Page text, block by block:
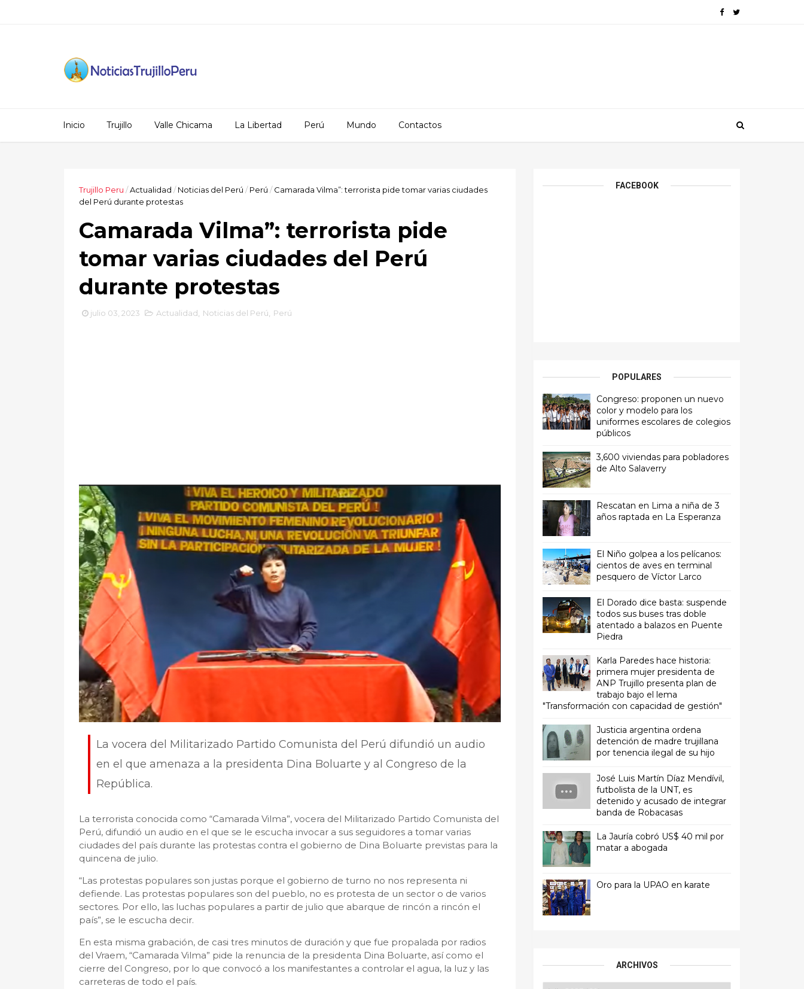
Inicio Trujillo Valle Chicama La Libertad Perú Mundo Contactos
Trujillo Peru /Actualidad / Noticias del Perú / Perú / Camarada Vilma”: terrorista pide tomar varias ciudades
del Perú durante protestas
Camarada Vilma”: terrorista pide
tomar varias ciudades del Perú
durante protestas
julio 03, 2023 Actualidad Noticias del Perú Perú
La vocera del Militarizado Partido Comunista del Perú difundió un audio
en el que amenaza a la presidenta Dina Boluarte y al Congreso de la
República.
La terrorista conocida como “Camarada Vilma”, vocera del Militarizado Partido Comunista del
Perú, difundió un audio en el que se le escucha invocar a sus seguidores a tomar varias
ciudades del país durante las protestas contra el gobierno de Dina Boluarte previstas para la
quincena de julio.
“Las protestas populares son justas porque el gobierno de turno no nos representa ni
defiende. Las protestas populares son del pueblo, no es protesta de un sector o de varios
sectores. Por ello, las luchas populares a partir de julio que abarque de rincón a rincón el
país”, se le escucha decir.
En esta misma grabación, de casi tres minutos de duración y que fue propalada por radios
del Vraem, “Camarada Vilma” pide la renuncia de la presidenta Dina Boluarte, así como el
cierre del Congreso, por lo que convocó a los manifestantes a controlar el agua, la luz y las
carreteras de todo el país.
FACEBOOK
POPULARES
Congreso: proponen un nuevo
color y modelo para los
uniformes escolares de colegios
públicos
3,600 viviendas para pobladores
de Alto Salaverry
Rescatan en Lima a niña de 3
años raptada en La Esperanza
El Niño golpea a los pelícanos:
cientos de aves en terminal
pesquero de Víctor Larco
El Dorado dice basta: suspende
todos sus buses tras doble
atentado a balazos en Puente
Piedra
Karla Paredes hace historia:
primera mujer presidenta de
ANP Trujillo presenta plan de
trabajo bajo el lema
"Transformación con capacidad de gestión"
Justicia argentina ordena
detención de madre trujillana
por tenencia ilegal de su hijo
José Luis Martín Díaz Mendívil,
futbolista de la UNT, es
detenido y acusado de integrar
banda de Robacasas
La Jauría cobró US$ 40 mil por
matar a abogada
Oro para la UPAO en karate
ARCHIVOS